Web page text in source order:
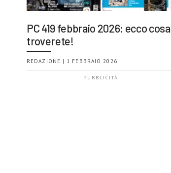
PC 419 febbraio 2026: ecco cosa
troverete!
REDAZIONE | 1 FEBBRAIO 2026